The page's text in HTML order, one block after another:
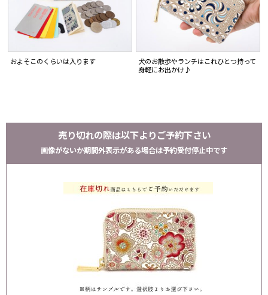
およそこのくらいは入ります
犬のお散歩やランチはこれひとつ持って
身軽にお出かけ♪
売り切れの際は以下よりご予約下さい
画像がないか期間外表示がある場合は予約受付停止中です